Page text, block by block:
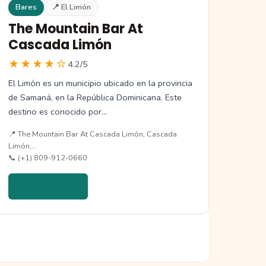
Bares 📍 El Limón
The Mountain Bar At
Cascada Limón
★★★★☆ 4.2/5
El Limón es un municipio ubicado en la provincia
de Samaná, en la República Dominicana. Este
destino es conocido por…
📍 The Mountain Bar At Cascada Limón, Cascada
Limón,…
📞 (+1) 809-912-0660